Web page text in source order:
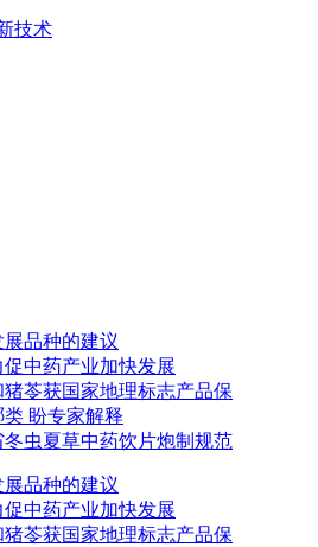
展品种的建议
中药产业加快发展
苓获国家地理标志产品保
盼专家解释
虫夏草中药饮片炮制规范
展品种的建议
中药产业加快发展
苓获国家地理标志产品保